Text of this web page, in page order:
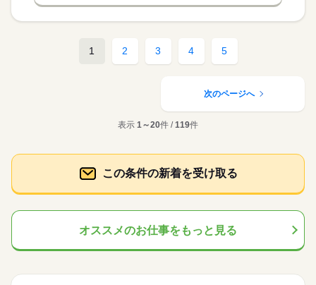
1 2 3 4 5
次のページへ
表示 1～20件 /119件
この条件の新着を受け取る
オススメのお仕事をもっと見る